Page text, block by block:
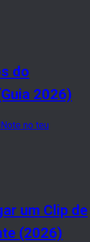
do
2026)
no teu
um Clip de
(2026)